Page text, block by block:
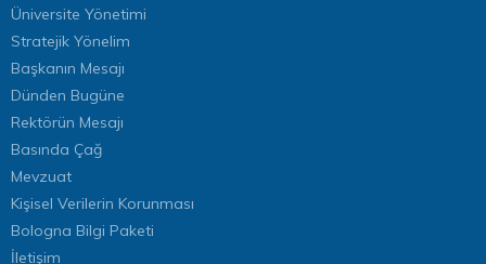
Üniversite Yönetimi
Stratejik Yönelim
Başkanın Mesajı
Dünden Bugüne
Rektörün Mesajı
Basında Çağ
Mevzuat
Kişisel Verilerin Korunması
Bologna Bilgi Paketi
İletişim